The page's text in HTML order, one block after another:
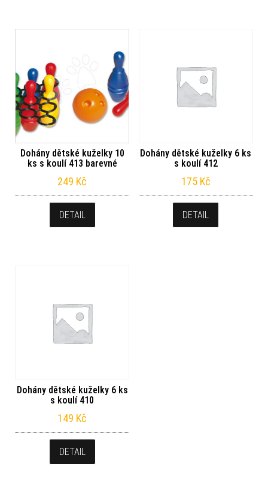
Dohány dětské kuželky 10
ks s koulí 413 barevné
249 Kč
DETAIL
Dohány dětské kuželky 6 ks
s koulí 412
175 Kč
DETAIL
Dohány dětské kuželky 6 ks
s koulí 410
149 Kč
DETAIL